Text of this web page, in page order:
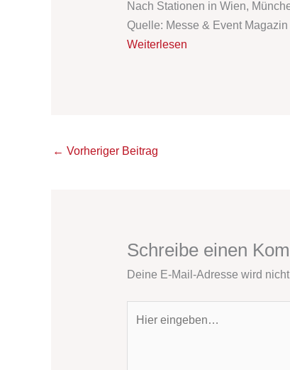
Nach Stationen in Wien,
Quelle: Messe & Event Magazin
Weiterlesen
← Vorheriger Beitrag
Schreibe einen
Deine E-Mail-Adresse wird
eingeben…